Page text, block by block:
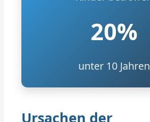
20%
unter 10 Jahren
Ursachen der